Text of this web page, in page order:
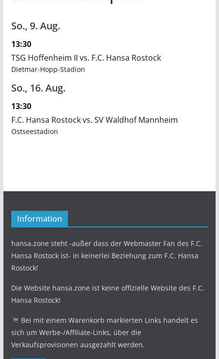
So., 9. Aug.
13:30
TSG Hoffenheim II vs. F.C. Hansa Rostock
Dietmar-Hopp-Stadion
So., 16. Aug.
13:30
F.C. Hansa Rostock vs. SV Waldhof Mannheim
Ostseestadion
Information
hansa.zone steht -außer dass der Webmaster Fan des F.C.
Hansa Rostock ist- in keinerlei Beziehung zum F.C. Hansa
Rostock!
Die Website hansa.zone ist keine offizielle Website des F.C.
Hansa Rostock!
Bei mit einem Warenkorb markierten Links handelt es
sich um Werbe-/Affiliate-Links, über die
Verkaufsprovisionen ausgezahlt werden.